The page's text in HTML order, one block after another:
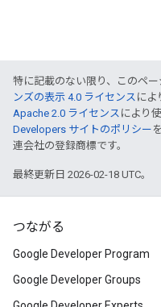
特に記載のない限り、このペ
ンズの表示 4.0 ライセンス によ
Apache 2.0 ライセンス により
Developers サイトのポリシー
連会社の登録商標です。
最終更新日 2026-02-18 UTC。
つながる
Google Developer Program
Google Developer Groups